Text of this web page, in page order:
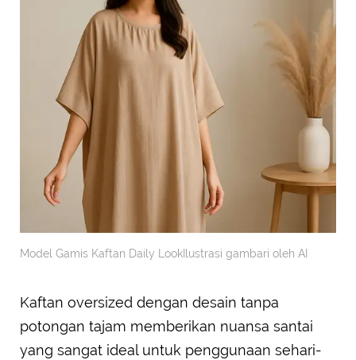
Model Gamis Kaftan Daily LookIlustrasi gambari oleh AI
Kaftan oversized dengan desain tanpa
potongan tajam memberikan nuansa santai
yang sangat ideal untuk penggunaan sehari-